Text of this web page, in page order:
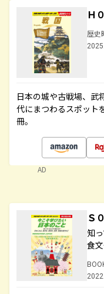
Ｈ
歴史
日本の城や古戦場、武
代にまつわるスポット
冊。
AD
Ｓ
知
食